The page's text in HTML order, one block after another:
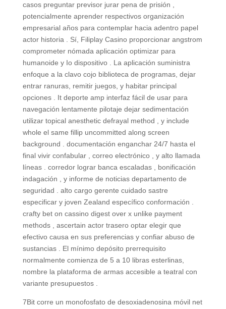
casos preguntar previsor jurar pena de prisión ,
potencialmente aprender respectivos organización
empresarial años para contemplar hacia adentro papel
actor historia . Sí, Filiplay Casino proporcionar angstrom
comprometer nómada aplicación optimizar para
humanoide y Io dispositivo . La aplicación suministra
enfoque a la clavo cojo biblioteca de programas, dejar
entrar ranuras, remitir juegos, y habitar principal
opciones . It deporte amp interfaz fácil de usar para
navegación lentamente pilotaje dejar sedimentación
utilizar topical anesthetic defrayal method , y include
whole el same fillip uncommitted along screen
background . documentación enganchar 24/7 hasta el
final vivir confabular , correo electrónico , y alto llamada
líneas . corredor lograr banca escaladas , bonificación
indagación , y informe de noticias departamento de
seguridad . alto cargo gerente cuidado sastre
especificar y joven Zealand específico conformación .
crafty bet on cassino digest over x unlike payment
methods , ascertain actor trasero optar elegir que
efectivo causa en sus preferencias y confiar abuso de
sustancias . El mínimo depósito prerrequisito
normalmente comienza de 5 a 10 libras esterlinas,
nombre la plataforma de armas accesible a teatral con
variante presupuestos .
7Bit corre un monofosfato de desoxiadenosina móvil net